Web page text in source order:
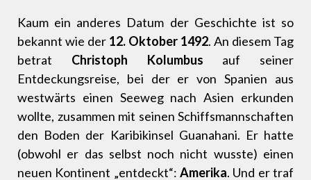
Kaum ein anderes Datum der Geschichte ist so
bekannt wie der 12. Oktober 1492. An diesem Tag
betrat Christoph Kolumbus auf seiner
Entdeckungsreise, bei der er von Spanien aus
westwärts einen Seeweg nach Asien erkunden
wollte, zusammen mit seinen Schiffsmannschaften
den Boden der Karibikinsel Guanahani. Er hatte
(obwohl er das selbst noch nicht wusste) einen
neuen Kontinent „entdeckt“: Amerika. Und er traf